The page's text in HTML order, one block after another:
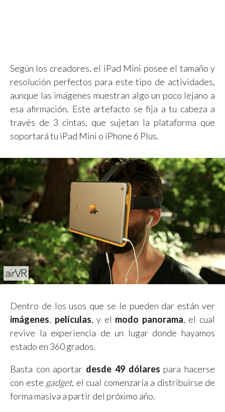
Según los creadores, el iPad Mini posee el tamaño y
resolución perfectos para este tipo de actividades,
aunque las imágenes muestran algo un poco lejano a
esa afirmación. Este artefacto se fija a tu cabeza a
través de 3 cintas, que sujetan la plataforma que
soportará tu iPad Mini o iPhone 6 Plus.
Dentro de los usos que se le pueden dar están ver
imágenes, películas, y el modo panorama, el cual
revive la experiencia de un lugar donde hayamos
estado en 360 grados.
Basta con aportar desde 49 dólares para hacerse
con este gadget, el cual comenzaría a distribuirse de
forma masiva a partir del próximo año.